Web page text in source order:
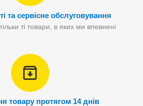
та сервісне обслуговування
ті товари, в яких ми впевнені
товару протягом 14 днів